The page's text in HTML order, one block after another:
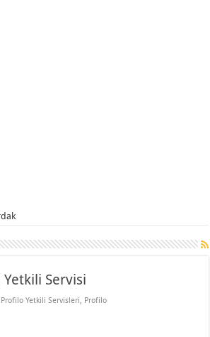
Servisi
Yetkili Servisleri, Profilo